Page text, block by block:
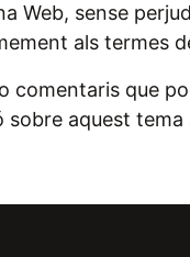
Web, sense
als termes
comentaris que
sobre aquest tema